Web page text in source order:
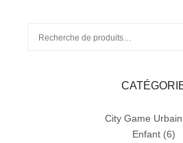
City Game Urbain
Enfant (6)